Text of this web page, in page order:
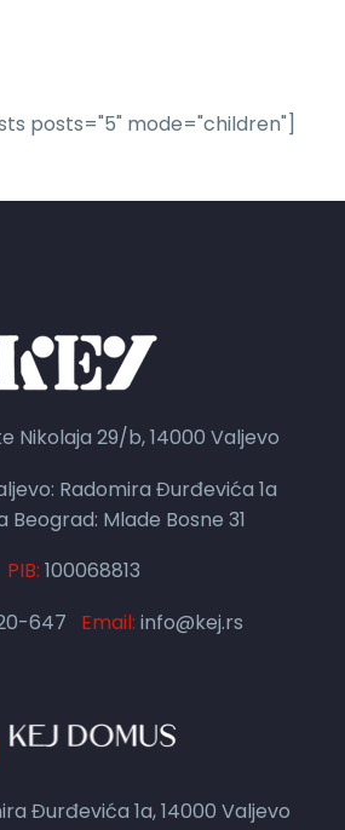
posts="5" mode="children"]
Nikolaja 29/b, 14000 Valjevo
Radomira Đurđevića 1a
Beograd: Mlade Bosne 31
PIB: 100068813
647 Email: info@kej.rs
Đurđevića 1a, 14000 Valjevo